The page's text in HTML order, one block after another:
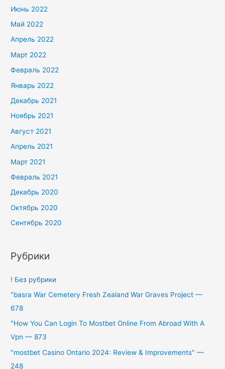
Июнь 2022
Май 2022
Апрель 2022
Март 2022
Февраль 2022
Январь 2022
Декабрь 2021
Ноябрь 2021
Август 2021
Апрель 2021
Март 2021
Февраль 2021
Декабрь 2020
Октябрь 2020
Сентябрь 2020
Рубрики
! Без рубрики
"basra War Cemetery Fresh Zealand War Graves Project —
678
"How You Can Login To Mostbet Online From Abroad With A
Vpn — 873
"mostbet Casino Ontario 2024: Review & Improvements" —
248